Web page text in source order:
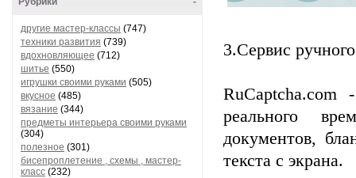
другие мастер-классы (747)
техники развития (739)
вдохновляющее (712)
шитье (550)
игрушки своими руками (505)
вкусное (485)
вязание (344)
предметы интерьера своими руками
(304)
полезное (301)
бисепроплетение , схемы , мастер-
класс (232)
3.Cервис
реального
документов,
текста с экрана.